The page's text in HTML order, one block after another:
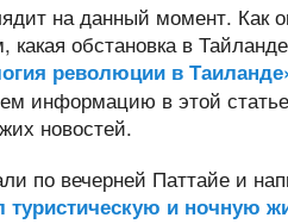
на данный момент. Как
обстановка в
революции в
информацию в этой
новостей.
по вечерней Паттайе и
туристическую и ночную